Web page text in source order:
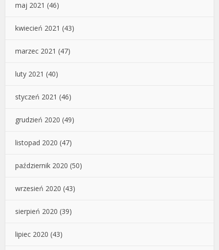
maj 2021 (46)
kwiecień 2021 (43)
marzec 2021 (47)
luty 2021 (40)
styczeń 2021 (46)
grudzień 2020 (49)
listopad 2020 (47)
październik 2020 (50)
wrzesień 2020 (43)
sierpień 2020 (39)
lipiec 2020 (43)